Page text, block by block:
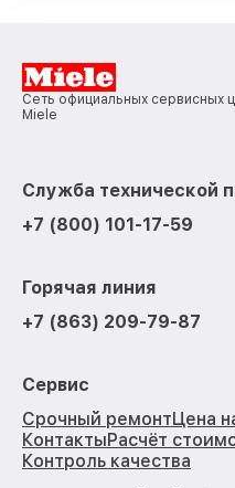
Сеть официальных сервисных
Miele
Служба технической
+7 (800) 101-17-59
Горячая линия
+7 (863) 209-79-87
Сервис
Срочный ремонтЦена
КонтактыРасчёт
Контроль качества